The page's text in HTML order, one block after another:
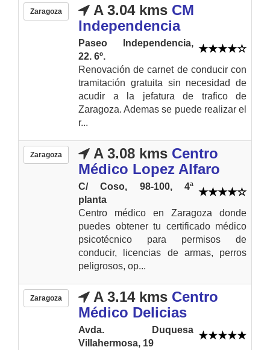
Zaragoza A 3.04 kms CM
Independencia
Paseo Independencia,
22. 6º.
Renovación de carnet de conducir con
tramitación gratuita sin necesidad de
acudir a la jefatura de trafico de
Zaragoza. Ademas se puede realizar el
r...
Zaragoza A 3.08 kms Centro
Médico Lopez Alfaro
C/ Coso, 98-100, 4ª
planta
Centro médico en Zaragoza donde
puedes obtener tu certificado médico
psicotécnico para permisos de
conducir, licencias de armas, perros
peligrosos, op...
Zaragoza A 3.14 kms Centro
Médico Delicias
Avda. Duquesa
Villahermosa, 19